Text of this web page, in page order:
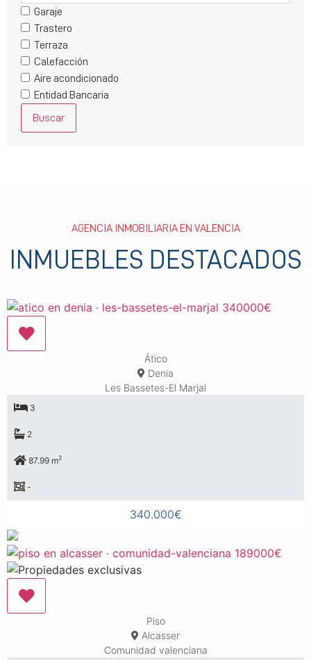
Garaje
Trastero
Terraza
Calefacción
Aire acondicionado
Entidad Bancaria
Buscar
AGENCIA INMOBILIARIA EN VALENCIA
INMUEBLES DESTACADOS
Ático
Denia
Les Bassetes-El Marjal
3
2
87.99 m2
-
340.000€
Piso
Alcasser
Comunidad valenciana